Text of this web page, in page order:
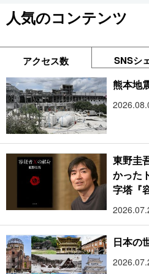
人気のコンテンツ
アクセス数 SNSシ
熊本地
東野圭
かった
字塔『
日本の